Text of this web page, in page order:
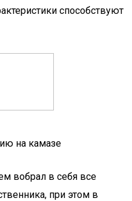
способствуют
на камазе
вобрал в себя все
при этом в